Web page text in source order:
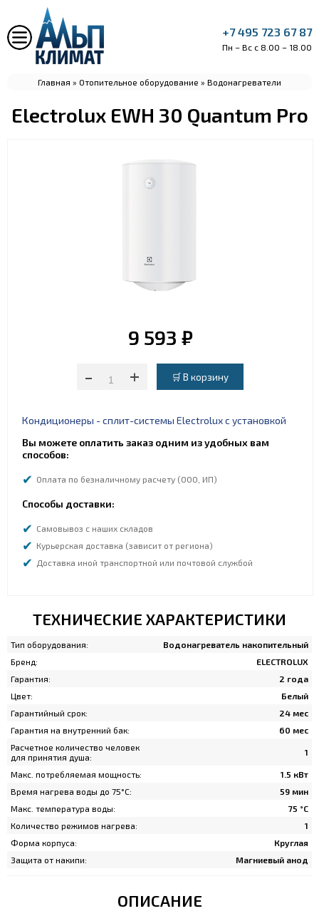
+7 495 723 67 87
Пн – Вс с 8.00 – 18.00
Главная » Отопительное оборудование » Водонагреватели
Electrolux EWH 30 Quantum Pro
9 593 ₽
-
+
Кондиционеры - сплит-системы Electrolux с установкой
Вы можете оплатить заказ одним из удобных вам
способов:
Оплата по безналичному расчету (ООО, ИП)
Способы доставки:
Самовывоз с наших складов
Курьерская доставка (зависит от региона)
Доставка иной транспортной или почтовой службой
ТЕХНИЧЕСКИЕ ХАРАКТЕРИСТИКИ
Тип оборудования:
Водонагреватель накопительный
Бренд:
ELECTROLUX
Гарантия:
2 года
Цвет:
Белый
Гарантийный срок:
24 мес
Гарантия на внутренний бак:
60 мес
Расчетное количество человек
для принятия душа:
1
Макс. потребляемая мощность:
1.5 кВт
Время нагрева воды до 75°С:
59 мин
Макс. температура воды:
75 °С
Количество режимов нагрева:
1
Форма корпуса:
Круглая
Защита от накипи:
Магниевый анод
ОПИСАНИЕ